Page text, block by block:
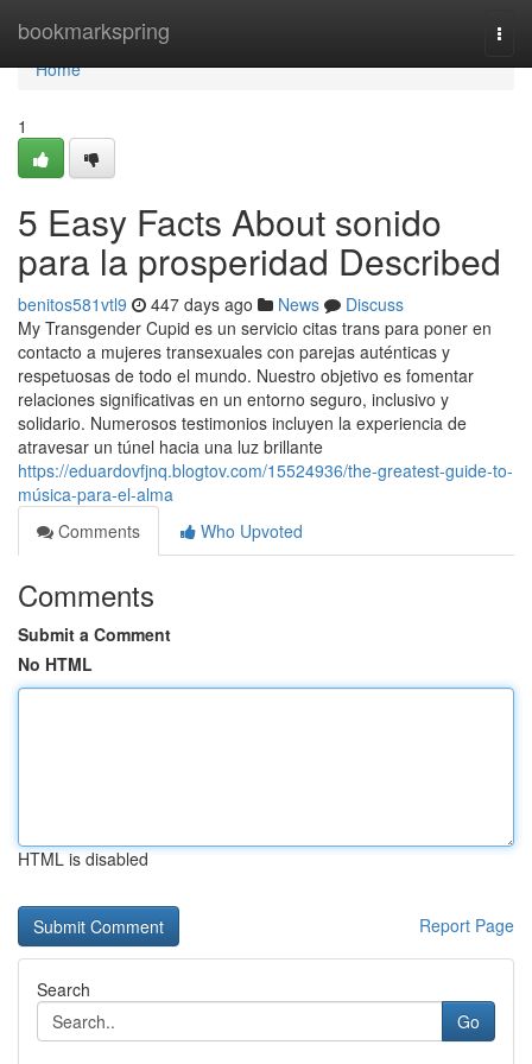
bookmarkspring
Home
Home
1
5 Easy Facts About sonido
para la prosperidad Described
benitos581vtl9 447 days ago News
Discuss
My Transgender Cupid es un servicio citas trans para poner en
contacto a mujeres transexuales con parejas auténticas y
respetuosas de todo el mundo. Nuestro objetivo es fomentar
relaciones significativas en un entorno seguro, inclusivo y
solidario. Numerosos testimonios incluyen la experiencia de
atravesar un túnel hacia una luz brillante
https://eduardovfjnq.blogtov.com/15524936/the-greatest-guide-to-
música-para-el-alma
Comments
Who Upvoted
Comments
Submit a Comment
No HTML
HTML is disabled
Report Page
Search
Go